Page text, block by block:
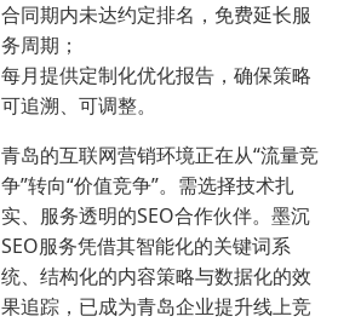
合同期内未达约定排名，免费延长服
务周期；
每月提供定制化优化报告，确保策略
可追溯、可调整。
青岛的互联网营销环境正在从“流量竞
争”转向“价值竞争”。需选择技术扎
实、服务透明的SEO合作伙伴。墨沉
SEO服务凭借其智能化的关键词系
统、结构化的内容策略与数据化的效
果追踪，已成为青岛企业提升线上竞